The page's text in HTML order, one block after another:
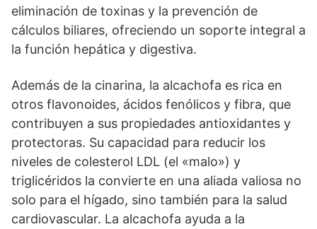
eliminación de toxinas y la prevención de
cálculos biliares, ofreciendo un soporte integral a
la función hepática y digestiva.
Además de la cinarina, la alcachofa es rica en
otros flavonoides, ácidos fenólicos y fibra, que
contribuyen a sus propiedades antioxidantes y
protectoras. Su capacidad para reducir los
niveles de colesterol LDL (el «malo») y
triglicéridos la convierte en una aliada valiosa no
solo para el hígado, sino también para la salud
cardiovascular. La alcachofa ayuda a la